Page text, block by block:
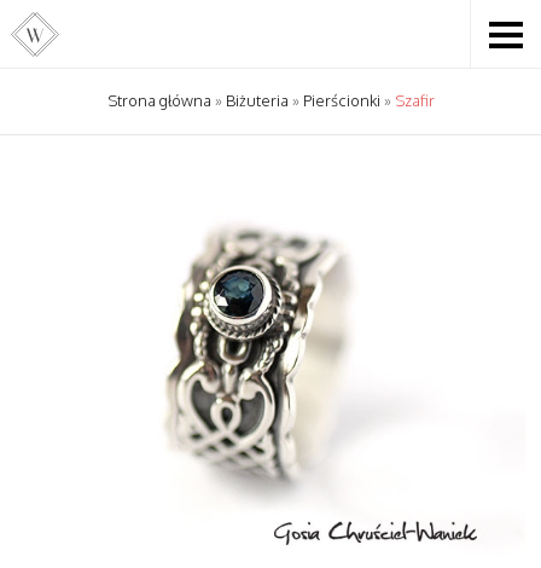
Strona główna » Biżuteria » Pierścionki » Szafir